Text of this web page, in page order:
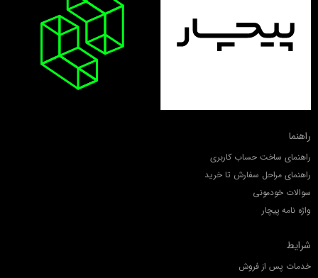
راهنما
راهنمای ساخت حساب کاربری
راهنمای مراحل سفارش تا خرید
سوالات خودمونی
واژه نامه پیچار
شرایط
خدمات پس از فروش